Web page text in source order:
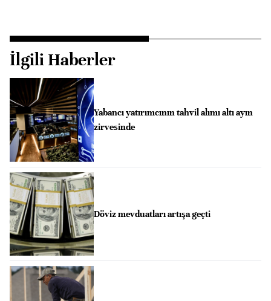
İlgili Haberler
Yabancı yatırımcının tahvil alımı altı ayın
zirvesinde
Döviz mevduatları artışa geçti